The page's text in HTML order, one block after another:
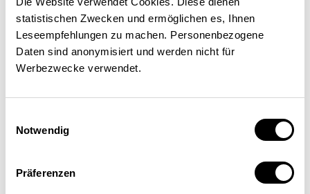
statistischen Zwecken und ermöglichen es, Ihnen
Leseempfehlungen zu machen. Personenbezogene
Daten sind anonymisiert und werden nicht für
Werbezwecke verwendet.
Notwendig
Präferenzen
hospitalière, ils évitent que des
ressources quittent le canton
ou aillent à des hôpitaux privés.
Les attentes des patients en
matière de qualité passent au
second plan. En Suisse, on ne
mesure guère la qualité